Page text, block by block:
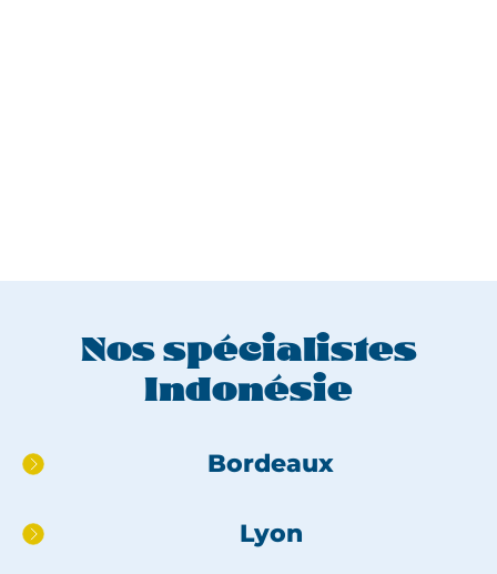
Nos spécialistes
Indonésie
Aller
pied
Bordeaux
Lyon